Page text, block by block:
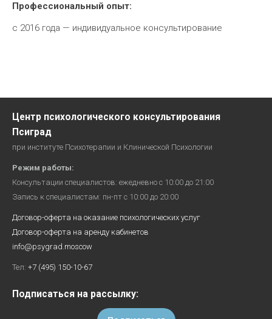
Профессиональный опыт:
с 2016 года — индивидуальное консультирование
Центр психологического консультирования
Псиград
при институте Психотерапии и Клинической Психологии
Режим работы:
Консультации специалистов: ежедневно с 10:00 до 21:00
Запись к специалистам: пн-пт с 10:00 до 20:00
Договор-оферта на оказание психологических услуг
Договор-оферта на аренду кабинетов
info@psygrad.moscow
Тел: +7 (495) 150-10-67
Подписаться на рассылку: